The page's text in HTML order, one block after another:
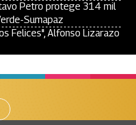
Petro protege 314 mil
Sumapaz
Felices", Alfonso Lizarazo